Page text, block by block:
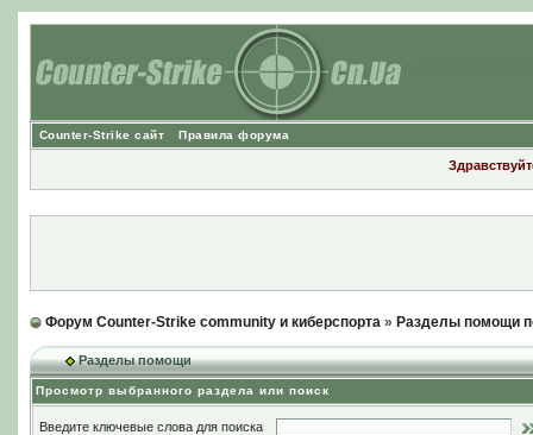
Counter-Strike сайт Правила форума
Форум Counter-Strike community и киберспорта» Разделы помощи
Разделы помощи
Просмотр выбранного раздела или поиск
Введите ключевые слова для поиска